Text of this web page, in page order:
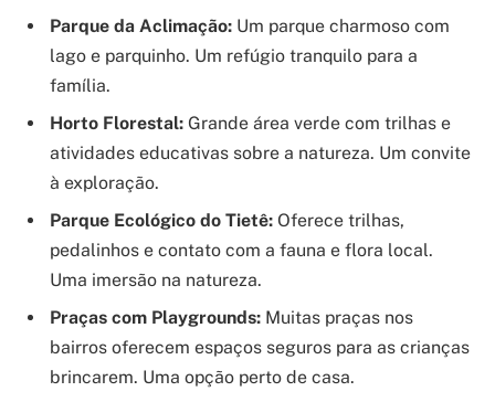
Parque da Aclimação: Um parque charmoso com
lago e parquinho. Um refúgio tranquilo para a
família.
Horto Florestal: Grande área verde com trilhas e
atividades educativas sobre a natureza. Um convite
à exploração.
Parque Ecológico do Tietê: Oferece trilhas,
pedalinhos e contato com a fauna e flora local.
Uma imersão na natureza.
Praças com Playgrounds: Muitas praças nos
bairros oferecem espaços seguros para as crianças
brincarem. Uma opção perto de casa.